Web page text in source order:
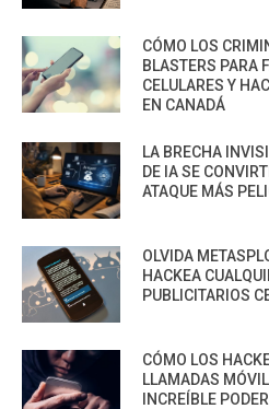
CÓMO LOS
BLASTERS PARA
CELULARES Y
EN CANADÁ
LA BRECHA
DE IA SE
ATAQUE MÁS
OLVIDA
HACKEA
PUBLICITARIOS
CÓMO LOS
LLAMADAS
INCREÍBLE